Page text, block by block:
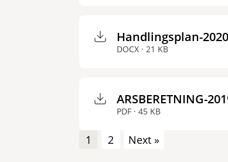
Handlingsplan-2020
DOCX · 21 KB
ARSBERETNING-
PDF · 45 KB
1 2 Next »